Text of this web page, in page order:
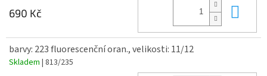
690 Kč
barvy: 223 fluorescenční oran., velikosti: 11/12
Skladem | 813/235